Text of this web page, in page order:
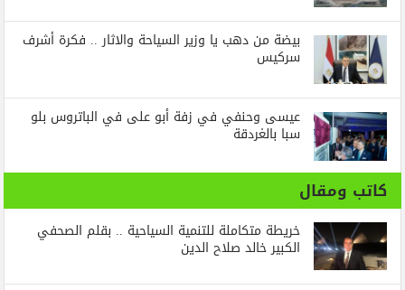
بيضة من دهب يا وزير السياحة والاثار .. فكرة أشرف
سركيس
عيسى وحنفي في زفة أبو على في الباتروس بلو
سبا بالغردقة
كاتب ومقال
خريطة متكاملة للتنمية السياحية .. بقلم الصحفي
الكبير خالد صلاح الدين